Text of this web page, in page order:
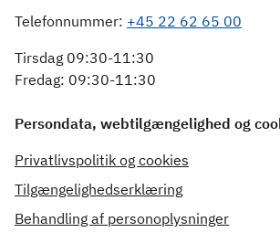
Telefonnummer: +45 22 62 65 00
Tirsdag 09:30-11:30
Fredag: 09:30-11:30
Persondata, webtilgængelighed og
Privatlivspolitik og cookies
Tilgængelighedserklæring
Behandling af personoplysninger